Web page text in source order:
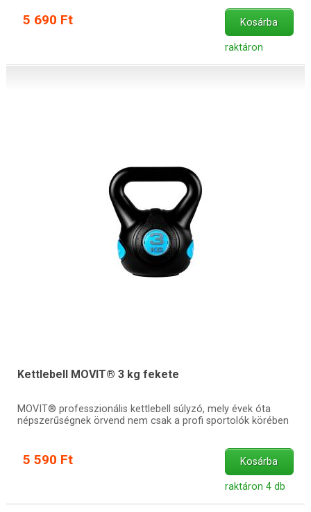
5 690 Ft Kosárba
raktáron
Kettlebell MOVIT® 3 kg fekete
MOVIT® professzionális kettlebell súlyzó, mely évek óta
népszerűségnek örvend nem csak a profi sportolók körében
5 590 Ft Kosárba
raktáron 4 db